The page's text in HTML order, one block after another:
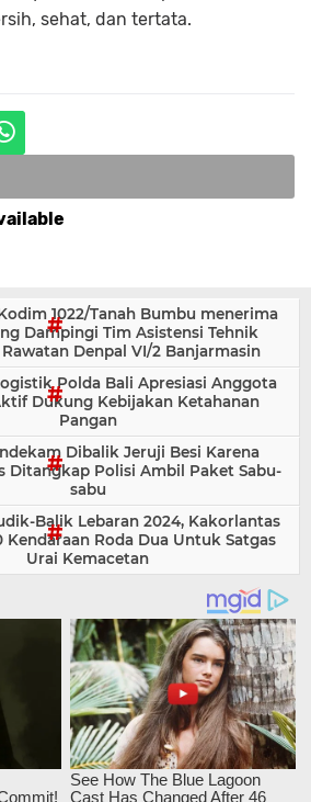
sehat, dan tertata.
1022/Tanah Bumbu menerima
Dampingi Tim Asistensi Tehnik
Denpal VI/2 Banjarmasin
Polda Bali Apresiasi Anggota
Dukung Kebijakan Ketahanan
Pangan
Dibalik Jeruji Besi Karena
Ditangkap Polisi Ambil Paket Sabu-
sabu
Balik Lebaran 2024, Kakorlantas
Kendaraan Roda Dua Untuk Satgas
Urai Kemacetan